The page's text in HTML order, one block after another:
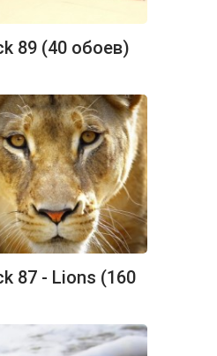
89 (40 обоев)
87 - Lions (160